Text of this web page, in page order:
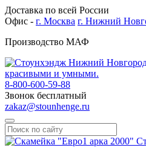
Доставка по всей России
Офис - г. Москва г. Нижний
Производство МАФ
красивыми и умными.
8-800-600-59-88
Звонок бесплатный
zakaz@stounhenge.ru